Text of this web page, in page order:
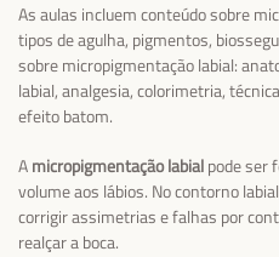
As aulas incluem conteúdo sobre
tipos de agulha, pigmentos,
sobre micropigmentação labial:
labial, analgesia, colorimetria,
efeito batom.
Amicropigmentação labialpode ser
volume aos lábios. No contorno
corrigir assimetrias e falhas por
realçar a boca.